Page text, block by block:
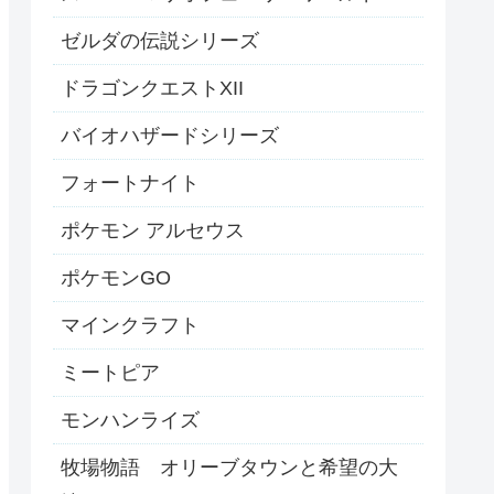
ゼルダの伝説シリーズ
ドラゴンクエストXII
バイオハザードシリーズ
フォートナイト
ポケモン アルセウス
ポケモンGO
マインクラフト
ミートピア
モンハンライズ
牧場物語 オリーブタウンと希望の大